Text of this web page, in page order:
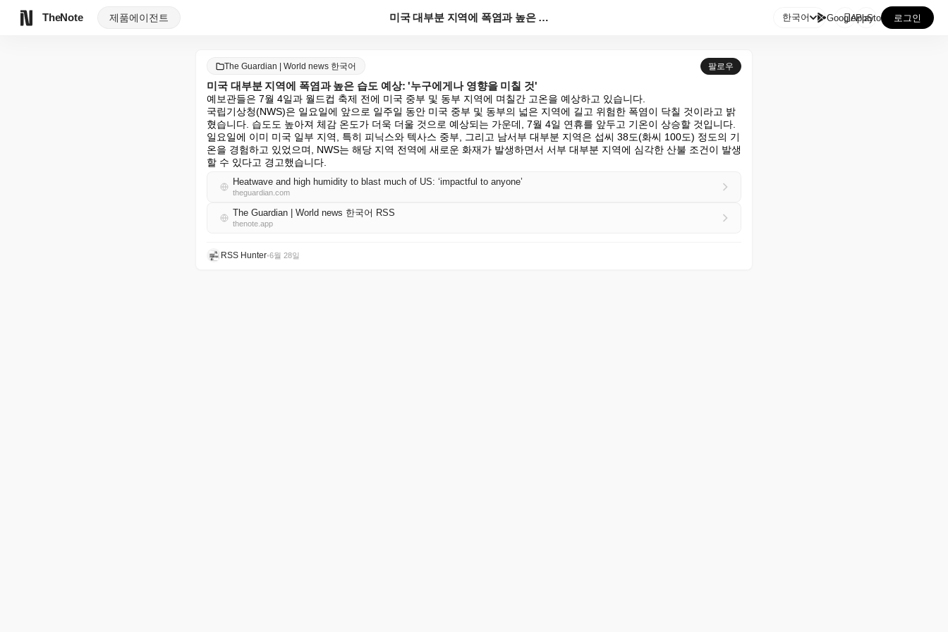
TheNote 제품에이전트 미국 대부분 지역에 폭염과 높은 습도 예상: '누구에게... 한국어 GooglePlay
AppStore 로그인
The Guardian | World news 한국어 팔로우
미국 대부분 지역에 폭염과 높은 습도 예상: '누구에게나 영향을 미칠 것'
예보관들은 7월 4일과 월드컵 축제 전에 미국 중부 및 동부 지역에 며칠간 고온을 예상하고 있습니다.
국립기상청(NWS)은 일요일에 앞으로 일주일 동안 미국 중부 및 동부의 넓은 지역에 길고 위험한 폭염이 닥칠 것이라고 밝
혔습니다. 습도도 높아져 체감 온도가 더욱 더울 것으로 예상되는 가운데, 7월 4일 연휴를 앞두고 기온이 상승할 것입니다.
일요일에 이미 미국 일부 지역, 특히 피닉스와 텍사스 중부, 그리고 남서부 대부분 지역은 섭씨 38도(화씨 100도) 정도의 기
온을 경험하고 있었으며, NWS는 해당 지역 전역에 새로운 화재가 발생하면서 서부 대부분 지역에 심각한 산불 조건이 발생
할 수 있다고 경고했습니다.
Heatwave and high humidity to blast much of US: ‘impactful to anyone’
theguardian.com
The Guardian | World news 한국어 RSS
thenote.app
RSS Hunter•6월 28일